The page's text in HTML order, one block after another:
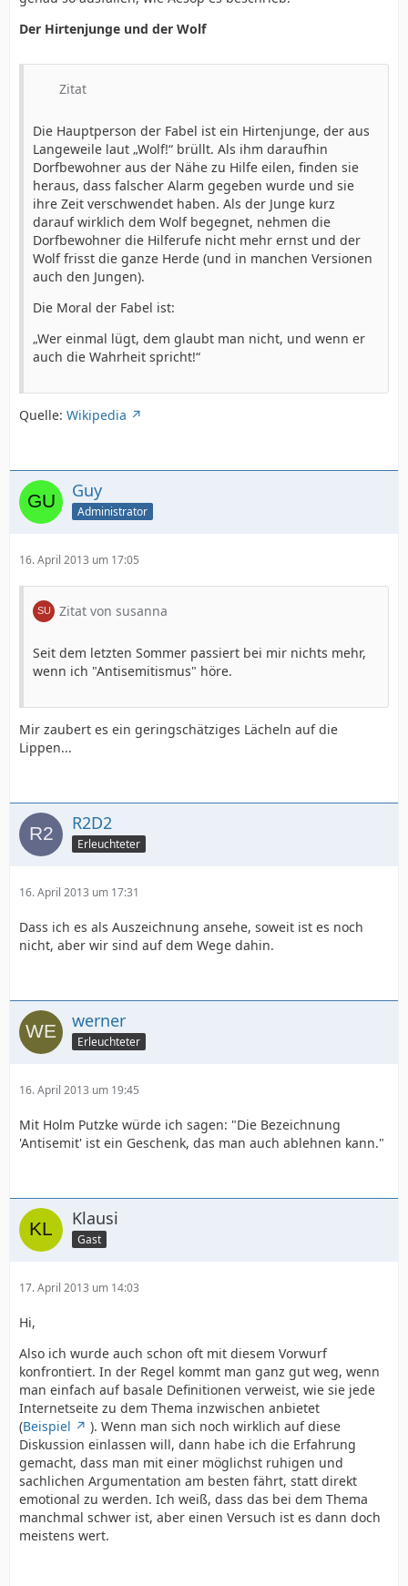
Der Hirtenjunge und der Wolf
Zitat
Die Hauptperson der Fabel ist ein Hirtenjunge, der aus
Langeweile laut „Wolf!“ brüllt. Als ihm daraufhin
Dorfbewohner aus der Nähe zu Hilfe eilen, finden sie
heraus, dass falscher Alarm gegeben wurde und sie
ihre Zeit verschwendet haben. Als der Junge kurz
darauf wirklich dem Wolf begegnet, nehmen die
Dorfbewohner die Hilferufe nicht mehr ernst und der
Wolf frisst die ganze Herde (und in manchen Versionen
auch den Jungen).
Die Moral der Fabel ist:
„Wer einmal lügt, dem glaubt man nicht, und wenn er
auch die Wahrheit spricht!“
Quelle: Wikipedia
Guy
Administrator
16. April 2013 um 17:05
Zitat von susanna
Seit dem letzten Sommer passiert bei mir nichts mehr,
wenn ich "Antisemitismus" höre.
Mir zaubert es ein geringschätziges Lächeln auf die
Lippen...
R2D2
Erleuchteter
16. April 2013 um 17:31
Dass ich es als Auszeichnung ansehe, soweit ist es noch
nicht, aber wir sind auf dem Wege dahin.
werner
Erleuchteter
16. April 2013 um 19:45
Mit Holm Putzke würde ich sagen: "Die Bezeichnung
'Antisemit' ist ein Geschenk, das man auch ablehnen kann."
Klausi
Gast
17. April 2013 um 14:03
Hi,
Also ich wurde auch schon oft mit diesem Vorwurf
konfrontiert. In der Regel kommt man ganz gut weg, wenn
man einfach auf basale Definitionen verweist, wie sie jede
Internetseite zu dem Thema inzwischen anbietet
(Beispiel
). Wenn man sich noch wirklich auf diese
Diskussion einlassen will, dann habe ich die Erfahrung
gemacht, dass man mit einer möglichst ruhigen und
sachlichen Argumentation am besten fährt, statt direkt
emotional zu werden. Ich weiß, dass das bei dem Thema
manchmal schwer ist, aber einen Versuch ist es dann doch
meistens wert.